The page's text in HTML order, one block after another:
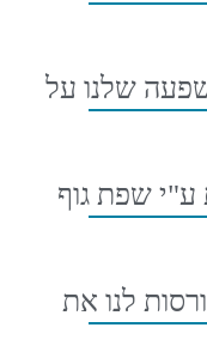
שלנו על
ע"י שפת גוף
לנו את